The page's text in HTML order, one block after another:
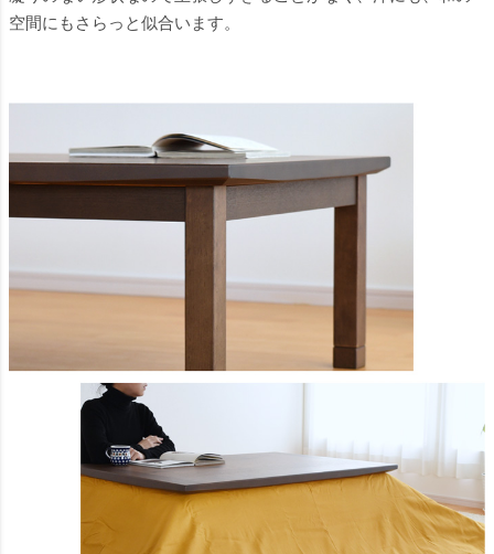
空間にもさらっと似合います。